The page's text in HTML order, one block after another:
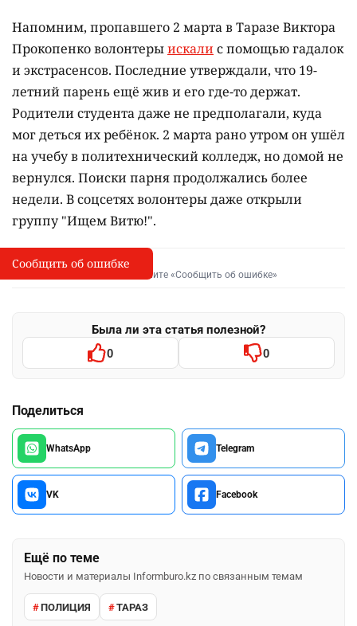
Напомним, пропавшего 2 марта в Таразе Виктора
Прокопенко волонтерыискалис помощью гадалок
и экстрасенсов. Последние утверждали, что 19-
летний парень ещё жив и его где-то держат.
Родители студента даже не предполагали, куда
мог деться их ребёнок. 2 марта рано утром он ушёл
на учебу в политехнический колледж, но домой не
вернулся. Поиски парня продолжались более
недели. В соцсетях волонтеры даже открыли
группу "Ищем Витю!".
I
Сообщить об опечатке
Выделите фрагмент и нажмите «Сообщить об ошибке»
Была ли эта статья полезной?
0 0
Поделиться
WhatsApp Telegram
VK Facebook
Ещё по теме
Новости и материалы Informburo.kz по связанным темам
ПОЛИЦИЯ ТАРАЗ
Сообщить об ошибке